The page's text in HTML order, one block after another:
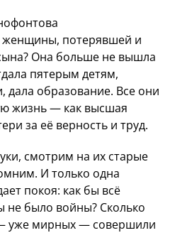
женщины, потерявшей и
Она больше не вышла
пятерым детям,
дала образование. Все они
жизнь — как высшая
за её верность и труд.
смотрим на их старые
И только одна
покоя: как бы всё
не было войны? Сколько
уже мирных — совершили